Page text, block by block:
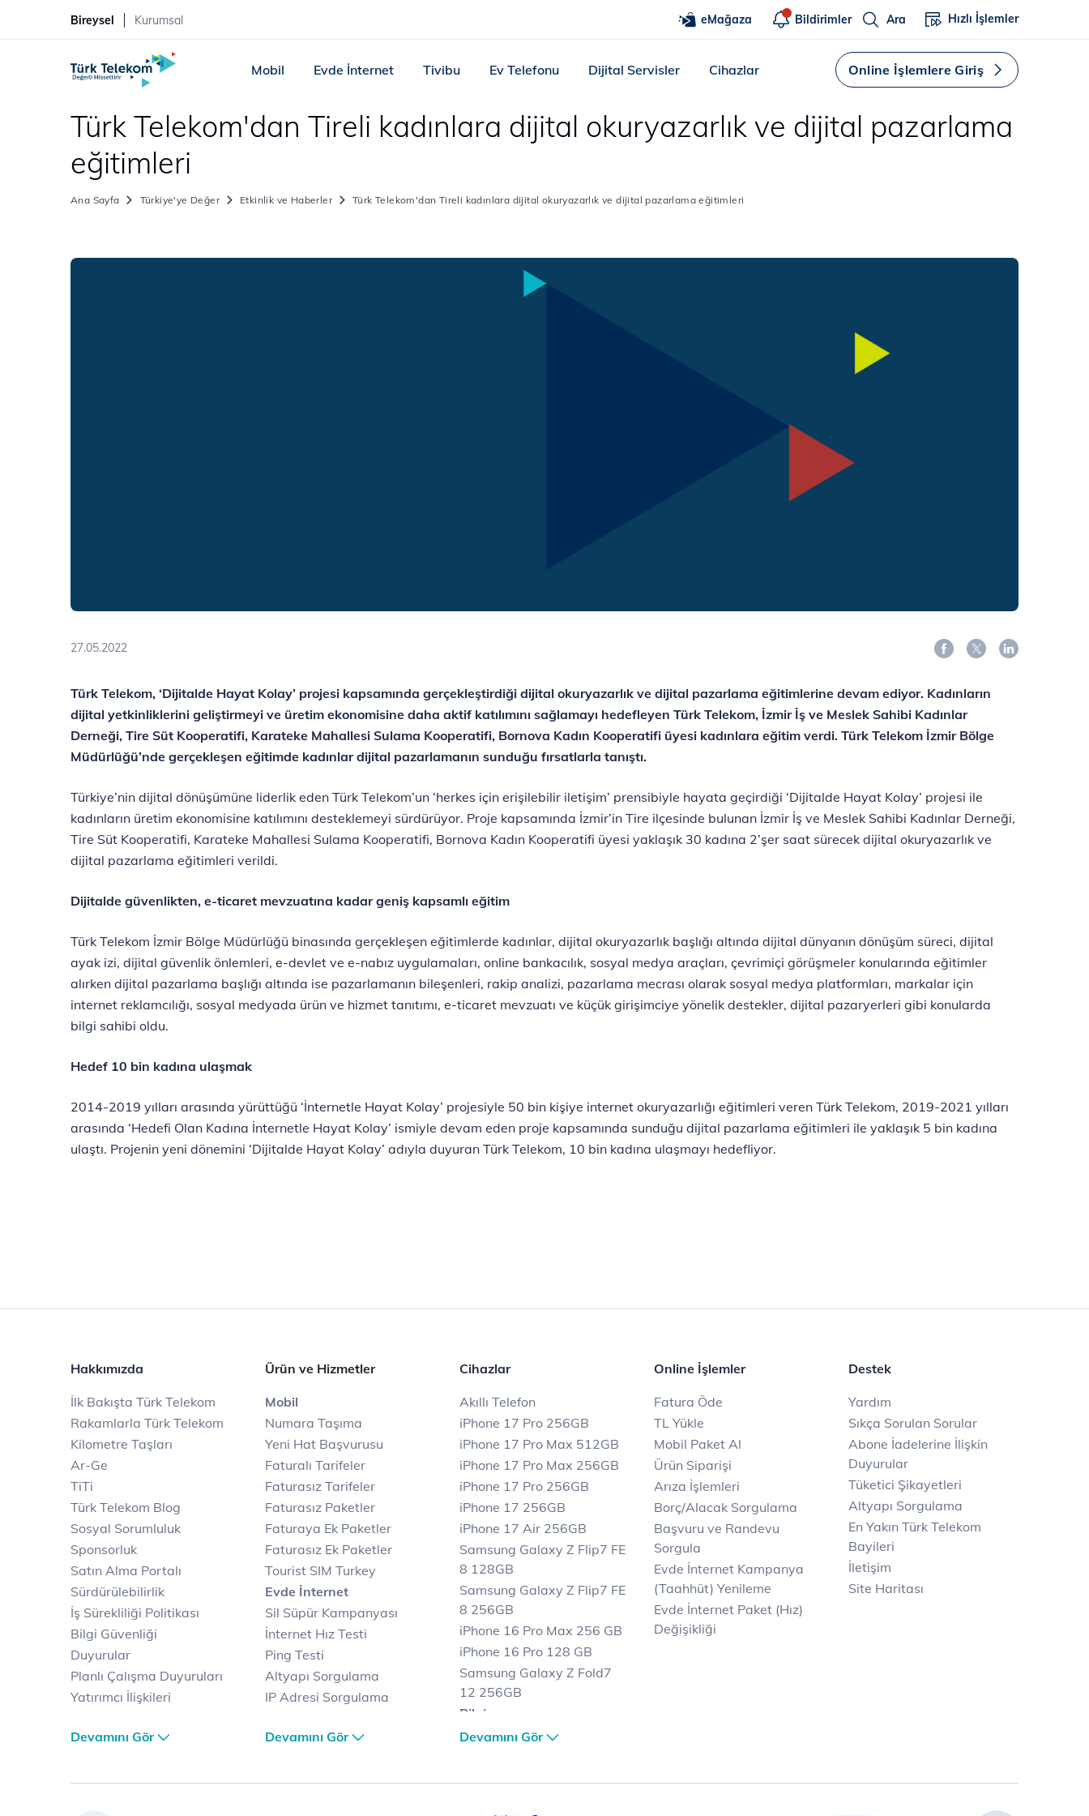
Bireysel Kurumsal eMağaza Bildirimler Ara Hızlı İşlemler
Mobil Evde İnternet Tivibu Ev Telefonu Dijital Servisler Cihazlar Online İşlemlere Giriş
Türk Telekom'dan Tireli kadınlara dijital okuryazarlık ve dijital pazarlama
eğitimleri
Ana Sayfa Türkiye'ye Değer Etkinlik ve Haberler Türk Telekom'dan Tireli kadınlara dijital okuryazarlık ve dijital pazarlama eğitimleri
27.05.2022
Türk Telekom, ‘Dijitalde Hayat Kolay’ projesi kapsamında gerçekleştirdiği dijital okuryazarlık ve dijital pazarlama eğitimlerine devam ediyor. Kadınların
dijital yetkinliklerini geliştirmeyi ve üretim ekonomisine daha aktif katılımını sağlamayı hedefleyen Türk Telekom, İzmir İş ve Meslek Sahibi Kadınlar
Derneği, Tire Süt Kooperatifi, Karateke Mahallesi Sulama Kooperatifi, Bornova Kadın Kooperatifi üyesi kadınlara eğitim verdi. Türk Telekom İzmir Bölge
Müdürlüğü’nde gerçekleşen eğitimde kadınlar dijital pazarlamanın sunduğu fırsatlarla tanıştı.
Türkiye’nin dijital dönüşümüne liderlik eden Türk Telekom’un ‘herkes için erişilebilir iletişim’ prensibiyle hayata geçirdiği ‘Dijitalde Hayat Kolay’ projesi ile
kadınların üretim ekonomisine katılımını desteklemeyi sürdürüyor. Proje kapsamında İzmir’in Tire ilçesinde bulunan İzmir İş ve Meslek Sahibi Kadınlar Derneği,
Tire Süt Kooperatifi, Karateke Mahallesi Sulama Kooperatifi, Bornova Kadın Kooperatifi üyesi yaklaşık 30 kadına 2’şer saat sürecek dijital okuryazarlık ve
dijital pazarlama eğitimleri verildi.
Dijitalde güvenlikten, e-ticaret mevzuatına kadar geniş kapsamlı eğitim
Türk Telekom İzmir Bölge Müdürlüğü binasında gerçekleşen eğitimlerde kadınlar, dijital okuryazarlık başlığı altında dijital dünyanın dönüşüm süreci, dijital
ayak izi, dijital güvenlik önlemleri, e-devlet ve e-nabız uygulamaları, online bankacılık, sosyal medya araçları, çevrimiçi görüşmeler konularında eğitimler
alırken dijital pazarlama başlığı altında ise pazarlamanın bileşenleri, rakip analizi, pazarlama mecrası olarak sosyal medya platformları, markalar için
internet reklamcılığı, sosyal medyada ürün ve hizmet tanıtımı, e-ticaret mevzuatı ve küçük girişimciye yönelik destekler, dijital pazaryerleri gibi konularda
bilgi sahibi oldu.
Hedef 10 bin kadına ulaşmak
2014-2019 yılları arasında yürüttüğü ‘İnternetle Hayat Kolay’ projesiyle 50 bin kişiye internet okuryazarlığı eğitimleri veren Türk Telekom, 2019-2021 yılları
arasında ‘Hedefi Olan Kadına İnternetle Hayat Kolay’ ismiyle devam eden proje kapsamında sunduğu dijital pazarlama eğitimleri ile yaklaşık 5 bin kadına
ulaştı. Projenin yeni dönemini ‘Dijitalde Hayat Kolay’ adıyla duyuran Türk Telekom, 10 bin kadına ulaşmayı hedefliyor.
Hakkımızda
İlk Bakışta Türk Telekom
Rakamlarla Türk Telekom
Kilometre Taşları
Ar-Ge
TiTi
Türk Telekom Blog
Sosyal Sorumluluk
Sponsorluk
Satın Alma Portalı
Sürdürülebilirlik
İş Sürekliliği Politikası
Bilgi Güvenliği
Duyurular
Planlı Çalışma Duyuruları
Yatırımcı İlişkileri
Türk Telekom Satış ve
Türk Telekom Finansal
Devamını Gör
Ürün ve Hizmetler
Mobil
Numara Taşıma
Yeni Hat Başvurusu
Faturalı Tarifeler
Faturasız Tarifeler
Faturasız Paketler
Faturaya Ek Paketler
Faturasız Ek Paketler
Tourist SIM Turkey
Evde İnternet
Sil Süpür Kampanyası
İnternet Hız Testi
Ping Testi
Altyapı Sorgulama
IP Adresi Sorgulama
Avantajlı İnternet
Fiber İnternet
Devamını Gör
Cihazlar
Akıllı Telefon
iPhone 17 Pro 256GB
iPhone 17 Pro Max 512GB
iPhone 17 Pro Max 256GB
iPhone 17 Pro 256GB
iPhone 17 256GB
iPhone 17 Air 256GB
Samsung Galaxy Z Flip7 FE
8 128GB
Samsung Galaxy Z Flip7 FE
8 256GB
iPhone 16 Pro Max 256 GB
iPhone 16 Pro 128 GB
Samsung Galaxy Z Fold7
12 256GB
Bilgisayar
Casper Nirvana C370
Devamını Gör
Online İşlemler
Fatura Öde
TL Yükle
Mobil Paket Al
Ürün Siparişi
Arıza İşlemleri
Borç/Alacak Sorgulama
Başvuru ve Randevu
Sorgula
Evde İnternet Kampanya
(Taahhüt) Yenileme
Evde İnternet Paket (Hız)
Değişikliği
Destek
Yardım
Sıkça Sorulan Sorular
Abone İadelerine İlişkin
Duyurular
Tüketici Şikayetleri
Altyapı Sorgulama
En Yakın Türk Telekom
Bayileri
İletişim
Site Haritası